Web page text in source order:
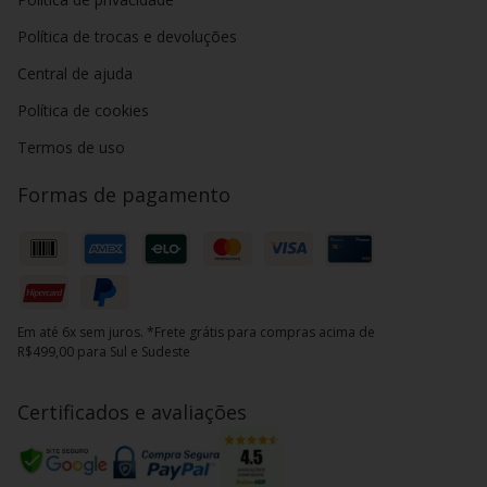
Política de trocas e devoluções
Central de ajuda
Política de cookies
Termos de uso
Formas de pagamento
Em até 6x sem juros. *Frete grátis para compras acima de
R$499,00 para Sul e Sudeste
Certificados e avaliações